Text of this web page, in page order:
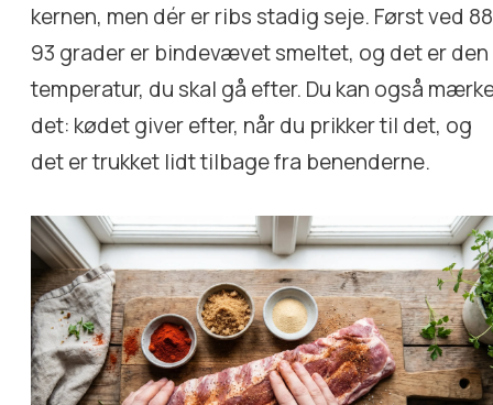
kernen, men dér er ribs stadig seje. Først ved
93 grader er bindevævet smeltet, og det er den
temperatur, du skal gå efter. Du kan også
det: kødet giver efter, når du prikker til det, og
det er trukket lidt tilbage fra benenderne.